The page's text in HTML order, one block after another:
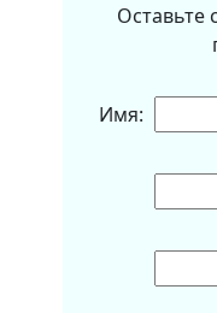
Оставьте
Имя: